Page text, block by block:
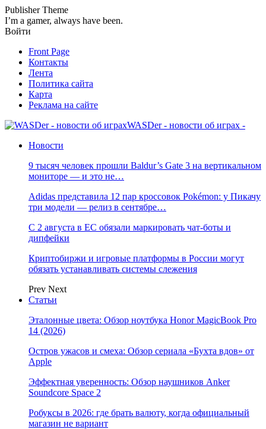
Publisher Theme
I’m a gamer, always have been.
Войти
Front Page
Контакты
Лента
Политика сайта
Карта
Реклама на сайте
WASDer - новости об играх -
Новости
9 тысяч человек прошли Baldur’s Gate 3 на вертикальном
мониторе — и это не…
Adidas представила 12 пар кроссовок Pokémon: у Пикачу
три модели — релиз в сентябре…
С 2 августа в ЕС обязали маркировать чат-боты и
дипфейки
Криптобиржи и игровые платформы в России могут
обязать устанавливать системы слежения
Prev Next
Статьи
Эталонные цвета: Обзор ноутбука Honor MagicBook Pro
14 (2026)
Остров ужасов и смеха: Обзор сериала «Бухта вдов» от
Apple
Эффектная уверенность: Обзор наушников Anker
Soundcore Space 2
Робуксы в 2026: где брать валюту, когда официальный
магазин не вариант